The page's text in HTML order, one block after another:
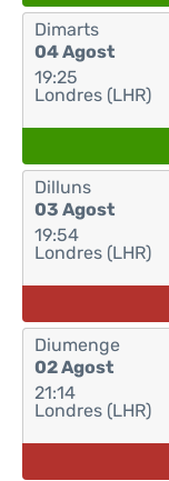
Dimarts
04 Agost
19:25
Londres (LHR)
Dilluns
03 Agost
19:54
Londres (LHR)
Diumenge
02 Agost
21:14
Londres (LHR)